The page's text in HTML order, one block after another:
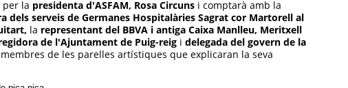
per la presidenta d'ASFAM, Rosa Circuns i comptarà amb la
dels serveis de Germanes Hospitalàries Sagrat cor Martorell al
la representant del BBVA i antiga Caixa Manlleu, Meritxell
de l'Ajuntament de Puig-reig i delegada del govern de la
de les parelles artístiques que explicaran la seva